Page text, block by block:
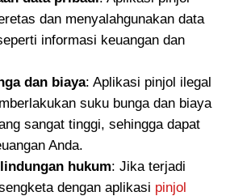
dan menyalahgunakan data
informasi keuangan dan
dan biaya: Aplikasi pinjol ilegal
suku bunga dan biaya
sangat tinggi, sehingga dapat
Anda.
hukum: Jika terjadi
dengan aplikasi pinjol